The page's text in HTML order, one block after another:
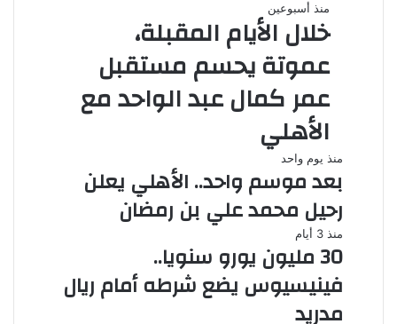
منذ أسبوعين
خلال الأيام المقبلة،
عموتة يحسم مستقبل
عمر كمال عبد الواحد مع
الأهلي
منذ يوم واحد
بعد موسم واحد.. الأهلي يعلن
رحيل محمد علي بن رمضان
منذ 3 أيام
30 مليون يورو سنويا..
فينيسيوس يضع شرطه أمام ريال
مدريد